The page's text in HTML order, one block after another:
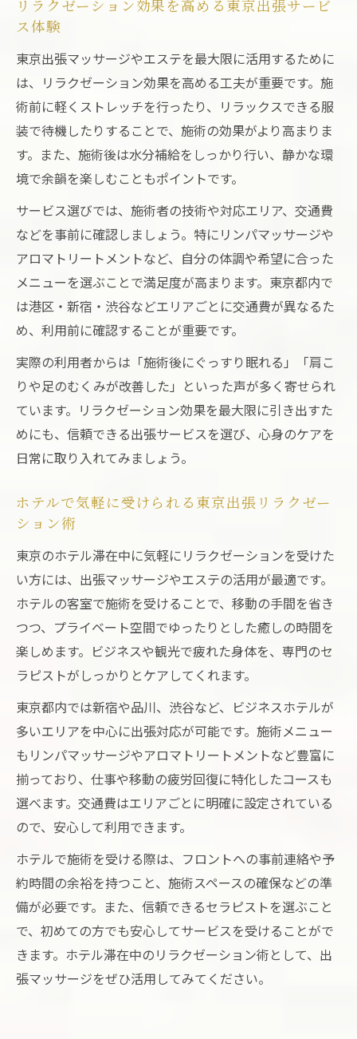
リラクゼーション効果を高める東京出張サービ
ス体験
東京出張マッサージやエステを最大限に活用するために
は、リラクゼーション効果を高める工夫が重要です。施
術前に軽くストレッチを行ったり、リラックスできる服
装で待機したりすることで、施術の効果がより高まりま
す。また、施術後は水分補給をしっかり行い、静かな環
境で余韻を楽しむこともポイントです。
サービス選びでは、施術者の技術や対応エリア、交通費
などを事前に確認しましょう。特にリンパマッサージや
アロマトリートメントなど、自分の体調や希望に合った
メニューを選ぶことで満足度が高まります。東京都内で
は港区・新宿・渋谷などエリアごとに交通費が異なるた
め、利用前に確認することが重要です。
実際の利用者からは「施術後にぐっすり眠れる」「肩こ
りや足のむくみが改善した」といった声が多く寄せられ
ています。リラクゼーション効果を最大限に引き出すた
めにも、信頼できる出張サービスを選び、心身のケアを
日常に取り入れてみましょう。
ホテルで気軽に受けられる東京出張リラクゼー
ション術
東京のホテル滞在中に気軽にリラクゼーションを受けた
い方には、出張マッサージやエステの活用が最適です。
ホテルの客室で施術を受けることで、移動の手間を省き
つつ、プライベート空間でゆったりとした癒しの時間を
楽しめます。ビジネスや観光で疲れた身体を、専門のセ
ラピストがしっかりとケアしてくれます。
東京都内では新宿や品川、渋谷など、ビジネスホテルが
多いエリアを中心に出張対応が可能です。施術メニュー
もリンパマッサージやアロマトリートメントなど豊富に
揃っており、仕事や移動の疲労回復に特化したコースも
選べます。交通費はエリアごとに明確に設定されている
ので、安心して利用できます。
ホテルで施術を受ける際は、フロントへの事前連絡や予
約時間の余裕を持つこと、施術スペースの確保などの準
備が必要です。また、信頼できるセラピストを選ぶこと
で、初めての方でも安心してサービスを受けることがで
きます。ホテル滞在中のリラクゼーション術として、出
張マッサージをぜひ活用してみてください。